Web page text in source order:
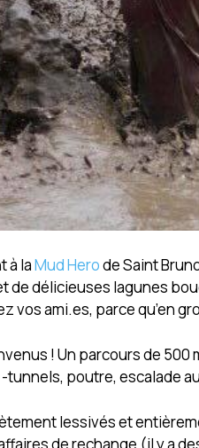
à laMud Herode Saint
de délicieuses lagunes
vos ami.es, parce qu’en
! Un parcours de
poutre, escalade
lessivés et